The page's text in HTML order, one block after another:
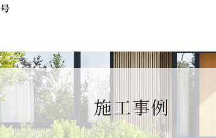
施工事例